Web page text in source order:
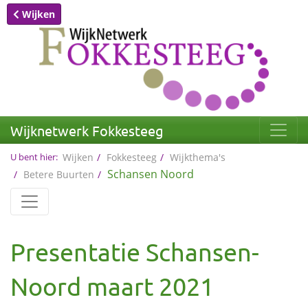
Wijken
Wijknetwerk Fokkesteeg
U bent hier: Wijken Fokkesteeg
Wijkthema's
Betere Buurten
Schansen Noord
Presentatie Schansen-
Noord maart 2021